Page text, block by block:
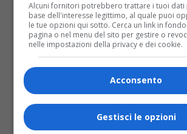
Alcuni fornitori potrebbero trattare i tuoi dati
base dell'interesse legittimo, al quale puoi
le tue opzioni qui sotto. Cerca un link in
pagina o nel menu del sito per gestire o
nelle impostazioni della privacy e dei cookie.
Acconsento
Gestisci le opzioni